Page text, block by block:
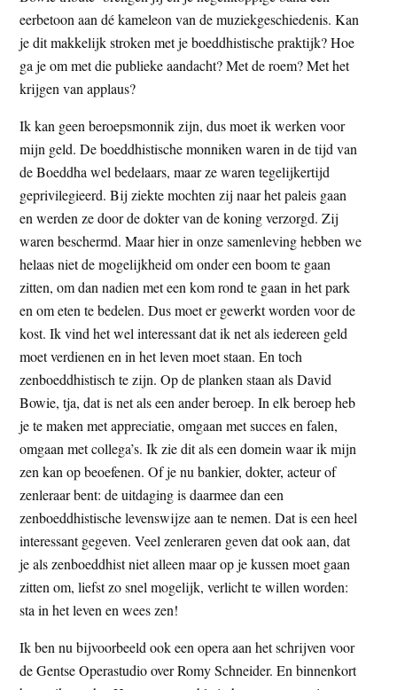
eerbetoon aan dé kameleon van de muziekgeschiedenis. Kan
je dit makkelijk stroken met je boeddhistische praktijk? Hoe
ga je om met die publieke aandacht? Met de roem? Met het
krijgen van applaus?
Ik kan geen beroepsmonnik zijn, dus moet ik werken voor
mijn geld. De boeddhistische monniken waren in de tijd van
de Boeddha wel bedelaars, maar ze waren tegelijkertijd
geprivilegieerd. Bij ziekte mochten zij naar het paleis gaan
en werden ze door de dokter van de koning verzorgd. Zij
waren beschermd. Maar hier in onze samenleving hebben we
helaas niet de mogelijkheid om onder een boom te gaan
zitten, om dan nadien met een kom rond te gaan in het park
en om eten te bedelen. Dus moet er gewerkt worden voor de
kost. Ik vind het wel interessant dat ik net als iedereen geld
moet verdienen en in het leven moet staan. En toch
zenboeddhistisch te zijn. Op de planken staan als David
Bowie, tja, dat is net als een ander beroep. In elk beroep heb
je te maken met appreciatie, omgaan met succes en falen,
omgaan met collega’s. Ik zie dit als een domein waar ik mijn
zen kan op beoefenen. Of je nu bankier, dokter, acteur of
zenleraar bent: de uitdaging is daarmee dan een
zenboeddhistische levenswijze aan te nemen. Dat is een heel
interessant gegeven. Veel zenleraren geven dat ook aan, dat
je als zenboeddhist niet alleen maar op je kussen moet gaan
zitten om, liefst zo snel mogelijk, verlicht te willen worden:
sta in het leven en wees zen!
Ik ben nu bijvoorbeeld ook een opera aan het schrijven voor
de Gentse Operastudio over Romy Schneider. En binnenkort